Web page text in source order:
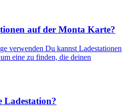
auf der Monta Karte?
verwenden Du kannst Ladestationen
eine zu finden, die deinen
Ladestation?